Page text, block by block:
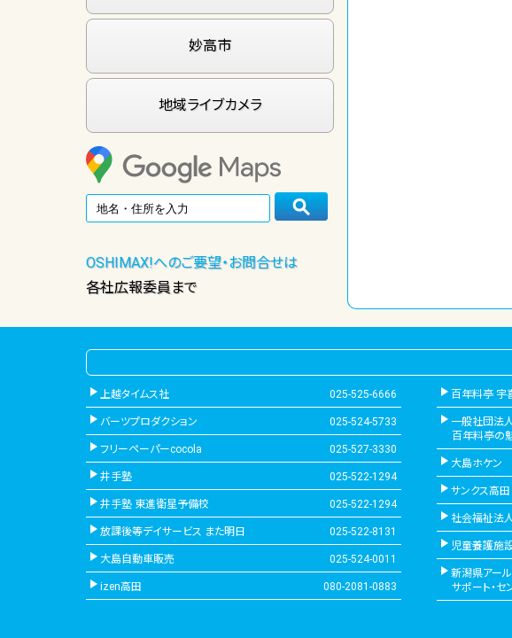
妙高市
地域ライブカメラ
OSHIMAX!へのご要望・お問合せは
各社広報委員まで
上越タイムス社 025-525-6666
バーツプロダクション 025-524-5733
フリーペーパーcocola 025-527-3330
井手塾 025-522-1294
井手塾 東進衛星予備校 025-522-1294
放課後等デイサービス また明日 025-522-8131
大島自動車販売 025-524-0011
izen高田 080-2081-0883
百年料亭 宇
一般社団法
百年料亭の
大島ホケン
サンクス高田
社会福祉法
児童養護施
新潟県アール
サポート・セ